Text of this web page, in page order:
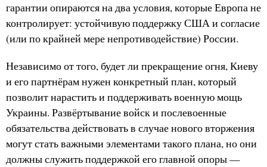
гарантии опираются на два условия, которые Европа не
контролирует: устойчивую поддержку США и согласие
(или по крайней мере непротиводействие) России.
Независимо от того, будет ли прекращение огня, Киеву
и его партнёрам нужен конкретный план, который
позволит нарастить и поддерживать военную мощь
Украины. Развёртывание войск и послевоенные
обязательства действовать в случае нового вторжения
могут стать важными элементами такого плана, но они
должны служить поддержкой его главной опоры —